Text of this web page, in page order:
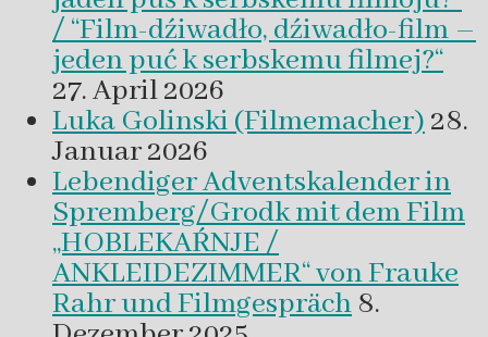
/ “Film-dźiwadło, dźiwadło-film –
jeden puć k serbskemu filmej?“
27. April 2026
Luka Golinski (Filmemacher)28.
Januar 2026
Lebendiger Adventskalender in
Spremberg/Grodk mit dem Film
„HOBLEKAŔNJE /
ANKLEIDEZIMMER“ von Frauke
Rahr und Filmgespräch 8.